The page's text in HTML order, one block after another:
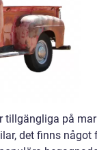
tillgängliga på
det finns något